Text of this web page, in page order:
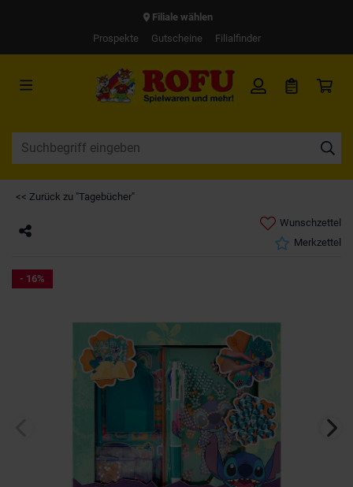
Filiale wählen
Prospekte
Gutscheine Filialfinder
<< Zurück zu "Tagebücher"
Wunschzettel
Merkzettel
- 16%